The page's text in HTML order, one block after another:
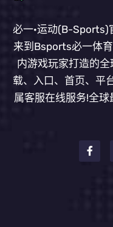
必一·运动(B-Sports)
来到Bsports必一体
内游戏玩家打造的
载、入口、首页、平
属客服在线服务!全